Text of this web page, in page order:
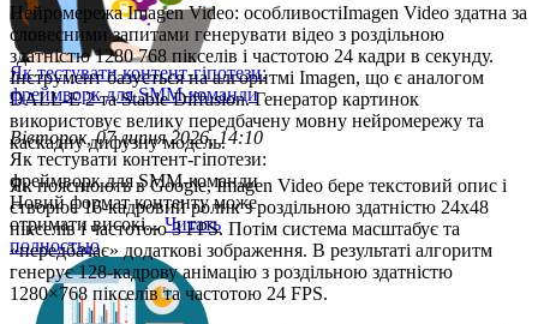
Як тестувати контент-гіпотези:
фреймворк для SMM-команди
Вівторок, 07 липня 2026, 14:10
Як тестувати контент-гіпотези:
фреймворк для SMM-команди
Новий формат контенту може
отримати високі...Читать
полностью
Нейромережа Imagen Video: особливостіImagen Video здатна за
словесними запитами генерувати відео з роздільною
здатністю 1280 768 пікселів і частотою 24 кадри в секунду.
Інструмент базується на алгоритмі Imagen, що є аналогом
DALL-E 2 та Stable Diffusion. Генератор картинок
використовує велику передбачену мовну нейромережу та
каскадну дифузну модель.
Як пояснюють в Google, Imagen Video бере текстовий опис і
створює 16-кадровий ролик з роздільною здатністю 24х48
пікселів і частотою 3 FPS. Потім система масштабує та
«передбачає» додаткові зображення. В результаті алгоритм
генерує 128-кадрову анімацію з роздільною здатністю
1280×768 пікселів та частотою 24 FPS.